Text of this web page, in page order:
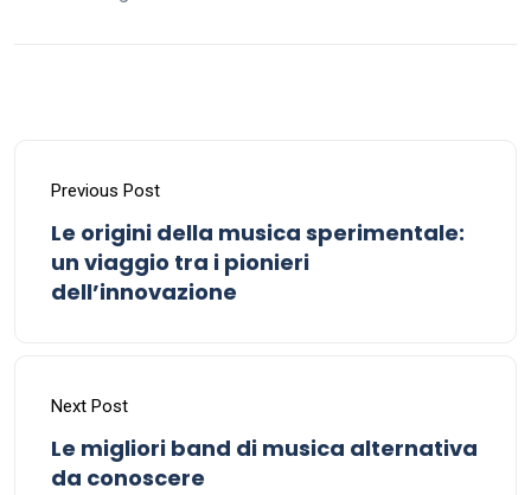
Previous Post
Le origini della musica sperimentale:
un viaggio tra i pionieri
dell’innovazione
Next Post
Le migliori band di musica alternativa
da conoscere